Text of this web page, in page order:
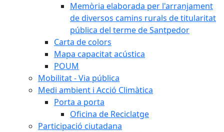
Memòria elaborada per l'arranjament
de diversos camins rurals de titularitat
pública del terme de Santpedor
Carta de colors
Mapa capacitat acústica
POUM
Mobilitat - Via pública
Medi ambient i Acció Climàtica
Porta a porta
Oficina de Reciclatge
Participació ciutadana